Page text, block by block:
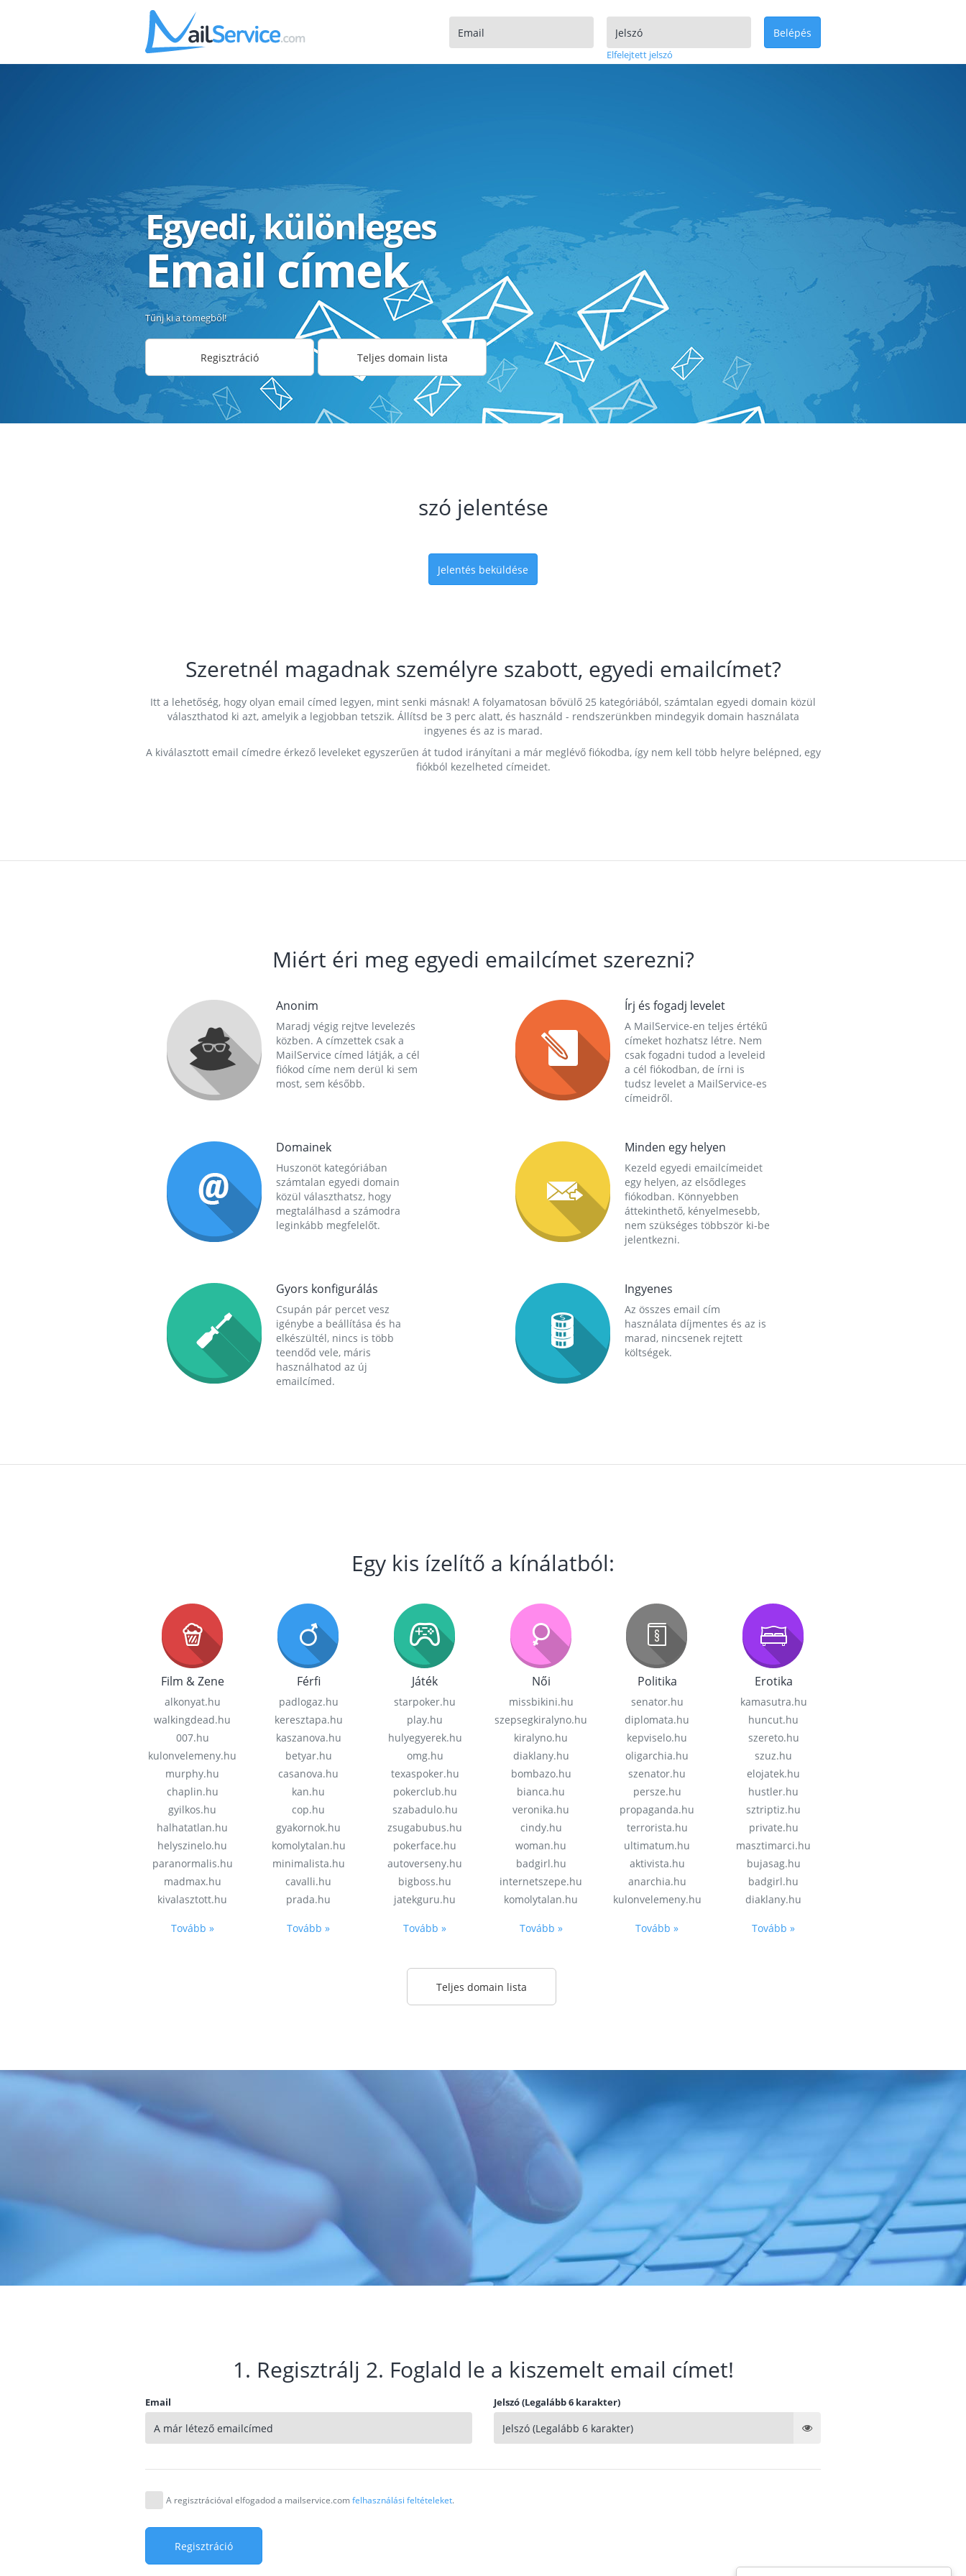
Elfelejtett jelszó
Belépés
Egyedi, különleges
Email címek
Tűnj ki a tömegből!
Regisztráció Teljes domain lista
szó jelentése
Jelentés beküldése
Szeretnél magadnak személyre szabott, egyedi emailcímet?
Itt a lehetőség, hogy olyan email címed legyen, mint senki másnak! A folyamatosan bővülő 25 kategóriából, számtalan egyedi domain közül
választhatod ki azt, amelyik a legjobban tetszik. Állítsd be 3 perc alatt, és használd - rendszerünkben mindegyik domain használata
ingyenes és az is marad.
A kiválasztott email címedre érkező leveleket egyszerűen át tudod irányítani a már meglévő fiókodba, így nem kell több helyre belépned, egy
fiókból kezelheted címeidet.
Miért éri meg egyedi emailcímet szerezni?
Anonim
Maradj végig rejtve levelezés
közben. A címzettek csak a
MailService címed látják, a cél
fiókod címe nem derül ki sem
most, sem később.
Írj és fogadj levelet
A MailService-en teljes értékű
címeket hozhatsz létre. Nem
csak fogadni tudod a leveleid
a cél fiókodban, de írni is
tudsz levelet a MailService-es
címeidről.
Domainek
Huszonöt kategóriában
számtalan egyedi domain
közül választhatsz, hogy
megtalálhasd a számodra
leginkább megfelelőt.
Minden egy helyen
Kezeld egyedi emailcímeidet
egy helyen, az elsődleges
fiókodban. Könnyebben
áttekinthető, kényelmesebb,
nem szükséges többször ki-be
jelentkezni.
Gyors konfigurálás
Csupán pár percet vesz
igénybe a beállítása és ha
elkészültél, nincs is több
teendőd vele, máris
használhatod az új
emailcímed.
Ingyenes
Az összes email cím
használata díjmentes és az is
marad, nincsenek rejtett
költségek.
Egy kis ízelítő a kínálatból:
Film & Zene
alkonyat.hu
walkingdead.hu
007.hu
kulonvelemeny.hu
murphy.hu
chaplin.hu
gyilkos.hu
halhatatlan.hu
helyszinelo.hu
paranormalis.hu
madmax.hu
kivalasztott.hu
Tovább »
Férfi
padlogaz.hu
keresztapa.hu
kaszanova.hu
betyar.hu
casanova.hu
kan.hu
cop.hu
gyakornok.hu
komolytalan.hu
minimalista.hu
cavalli.hu
prada.hu
Tovább »
Játék
starpoker.hu
play.hu
hulyegyerek.hu
omg.hu
texaspoker.hu
pokerclub.hu
szabadulo.hu
zsugabubus.hu
pokerface.hu
autoverseny.hu
bigboss.hu
jatekguru.hu
Tovább »
Női
missbikini.hu
szepsegkiralyno.hu
kiralyno.hu
diaklany.hu
bombazo.hu
bianca.hu
veronika.hu
cindy.hu
woman.hu
badgirl.hu
internetszepe.hu
komolytalan.hu
Tovább »
Politika
senator.hu
diplomata.hu
kepviselo.hu
oligarchia.hu
szenator.hu
persze.hu
propaganda.hu
terrorista.hu
ultimatum.hu
aktivista.hu
anarchia.hu
kulonvelemeny.hu
Tovább »
Erotika
kamasutra.hu
huncut.hu
szereto.hu
szuz.hu
elojatek.hu
hustler.hu
sztriptiz.hu
private.hu
masztimarci.hu
bujasag.hu
badgirl.hu
diaklany.hu
Tovább »
Teljes domain lista
1. Regisztrálj 2. Foglald le a kiszemelt email címet!
Email Jelszó (Legalább 6 karakter)
A regisztrációval elfogadod a mailservice.comfelhasználási feltételeket.
Regisztráció